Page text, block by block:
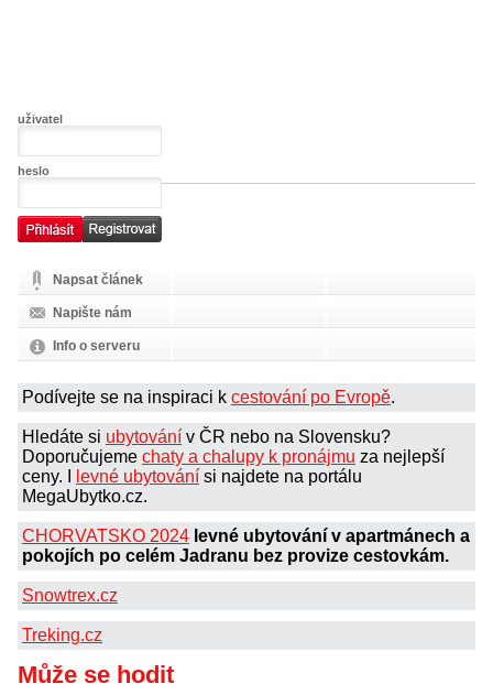
uživatel
heslo
Napsat článek
Napište nám
Info o serveru
Podívejte se na inspiraci k cestování po Evropě.
Hledáte si ubytování v ČR nebo na Slovensku?
Doporučujeme chaty a chalupy k pronájmu za nejlepší
ceny. I
levné ubytování si najdete na portálu
MegaUbytko.cz.
CHORVATSKO 2024 levné ubytování v apartmánech a
pokojích po celém Jadranu bez provize cestovkám.
Snowtrex.cz
Treking.cz
Může se hodit